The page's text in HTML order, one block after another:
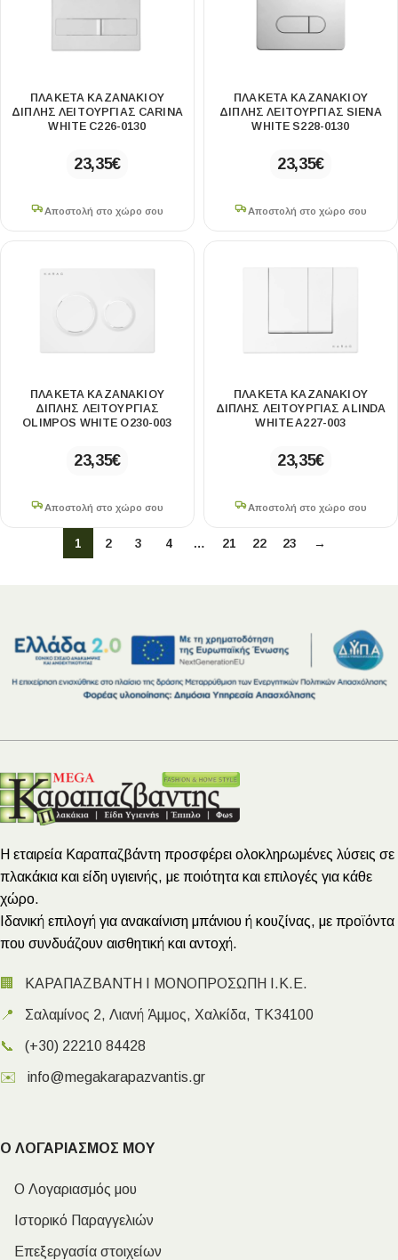
ΠΛΑΚΈΤΑ ΚΑΖΑΝΑΚΊΟΥ
ΔΙΠΛΉΣ ΛΕΙΤΟΥΡΓΊΑΣ CARINA
WHITE C226-0130
23,35€
Αποστολή στο χώρο σου
ΠΛΑΚΈΤΑ ΚΑΖΑΝΑΚΊΟΥ
ΔΙΠΛΉΣ ΛΕΙΤΟΥΡΓΊΑΣ SIENA
WHITE S228-0130
23,35€
Αποστολή στο χώρο σου
ΠΛΑΚΈΤΑ ΚΑΖΑΝΑΚΊΟΥ
ΔΙΠΛΉΣ ΛΕΙΤΟΥΡΓΊΑΣ
OLIMPOS WHITE O230-003
23,35€
Αποστολή στο χώρο σου
ΠΛΑΚΈΤΑ ΚΑΖΑΝΑΚΊΟΥ
ΔΙΠΛΉΣ ΛΕΙΤΟΥΡΓΊΑΣ ALINDA
WHITE A227-003
23,35€
Αποστολή στο χώρο σου
1 2 3 4 … 21 22 23 →
Η εταιρεία Καραπαζβάντη προσφέρει ολοκληρωμένες λύσεις σε
πλακάκια και είδη υγιεινής, με ποιότητα και επιλογές για κάθε
χώρο.
Ιδανική επιλογή για ανακαίνιση μπάνιου ή κουζίνας, με προϊόντα
που συνδυάζουν αισθητική και αντοχή.
🏢 ΚΑΡΑΠΑΖΒΑΝΤΗ Ι ΜΟΝΟΠΡΟΣΩΠΗ Ι.Κ.Ε.
📍 Σαλαμίνος 2, Λιανή Άμμος, Χαλκίδα, ΤΚ34100
📞 (+30) 22210 84428
✉️ info@megakarapazvantis.gr
Ο ΛΟΓΑΡΙΑΣΜΟΣ ΜΟΥ
Ο Λογαριασμός μου
Ιστορικό Παραγγελιών
Επεξεργασία στοιχείων